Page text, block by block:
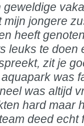
mijn jongere
heeft
leuks te doen
zit je
was
was altijd
hard maar
deed echt